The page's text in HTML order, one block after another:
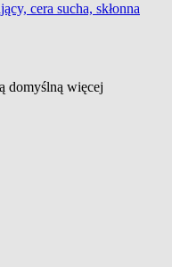
cera sucha, skłonna
domyślną więcej